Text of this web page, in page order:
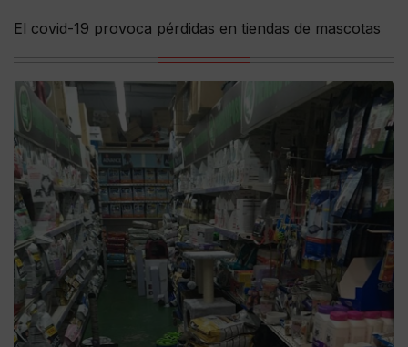
El covid-19 provoca pérdidas en tiendas de mascotas